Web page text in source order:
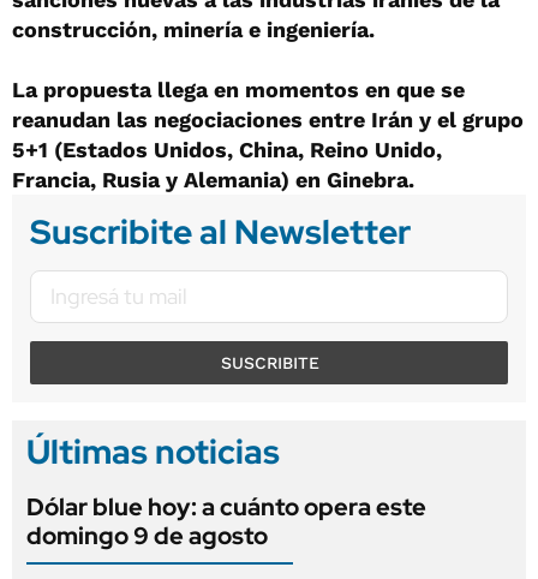
construcción, minería e ingeniería.
La propuesta llega en momentos en que se
reanudan las negociaciones entre Irán y el grupo
5+1 (Estados Unidos, China, Reino Unido,
Francia, Rusia y Alemania) en Ginebra.
Suscribite al Newsletter
SUSCRIBITE
Últimas noticias
Dólar blue hoy: a cuánto opera este
domingo 9 de agosto